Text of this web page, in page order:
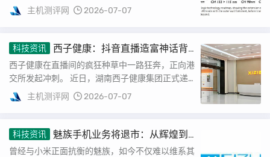
准单元尺寸的大幅缩小提供可能。特别是单片CF...
主机测评网 2026-07-07
科技资讯
西子健康：抖音直播造富神话背
后的隐忧与挑战
西子健康在直播间的疯狂种草中一路狂奔，正向港
交所发起冲刺。 近日，湖南西子健康集团正式递
交上市申请，中信证券担任其独家保荐人，意图成
为“...
主机测评网 2026-07-07
科技资讯
魅族手机业务将退市：从辉煌到
陨落的二十年
曾经与小米正面抗衡的魅族，如今不仅难以维系其